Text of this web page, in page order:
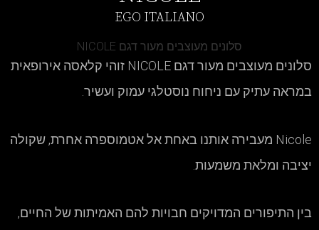
EGO ITALIANO
סלונים מעוצבים מעור דגם NICOLE
סלונים מעוצבים מעור דגם NICOLE זוהי קלאסה אירופאית
במראה עתיק עם ניחוח נוסטלגי עמוק ועשיר.
Nicole מעבירה אותנו באחת אל אטמוספרה אחרת, שקולה
יציבה ומלאת משמעות.
בין התיפורים המדויקים חבויות להם האמיתות של החיים,